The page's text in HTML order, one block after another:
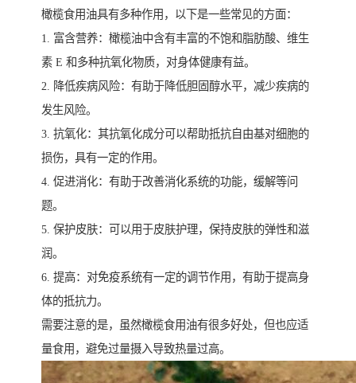
橄榄食用油具有多种作用，以下是一些常见的方面：
1. 富含营养：橄榄油中含有丰富的不饱和脂肪酸、维生
素 E 和多种抗氧化物质，对身体健康有益。
2. 降低疾病风险：有助于降低胆固醇水平，减少疾病的
发生风险。
3. 抗氧化：其抗氧化成分可以帮助抵抗自由基对细胞的
损伤，具有一定的作用。
4. 促进消化：有助于改善消化系统的功能，缓解等问
题。
5. 保护皮肤：可以用于皮肤护理，保持皮肤的弹性和滋
润。
6. 提高：对免疫系统有一定的调节作用，有助于提高身
体的抵抗力。
需要注意的是，虽然橄榄食用油有很多好处，但也应适
量食用，避免过量摄入导致热量过高。